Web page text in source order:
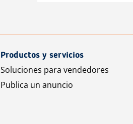
Productos y servicios
Soluciones para vendedores
Publica un anuncio